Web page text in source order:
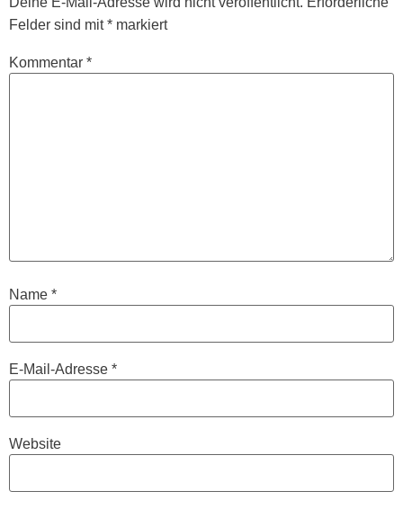
Felder sind mit* markiert
Kommentar *
Name *
E-Mail-Adresse *
Website